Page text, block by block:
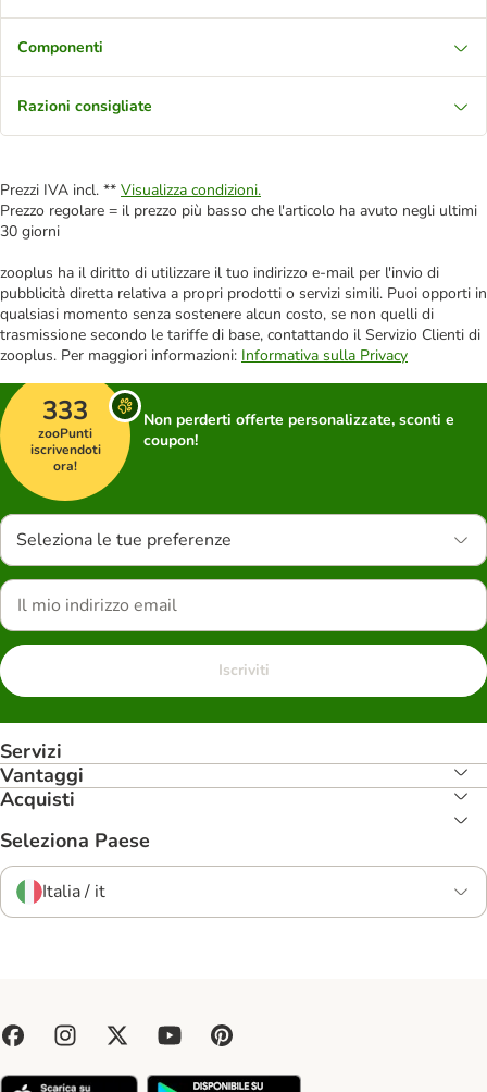
Componenti
Razioni consigliate
Prezzi IVA incl. ** Visualizza condizioni.
Prezzo regolare = il prezzo più basso che l'articolo ha avuto negli ultimi
30 giorni
zooplus ha il diritto di utilizzare il tuo indirizzo e-mail per l'invio di
pubblicità diretta relativa a propri prodotti o servizi simili. Puoi opporti in
qualsiasi momento senza sostenere alcun costo, se non quelli di
trasmissione secondo le tariffe di base, contattando il Servizio Clienti di
zooplus. Per maggiori informazioni: Informativa sulla Privacy
333
zooPunti
iscrivendoti
ora!
Non perderti offerte personalizzate, sconti e
coupon!
Seleziona le tue preferenze
Iscriviti
Servizi
Vantaggi
Acquisti
Seleziona Paese
Italia / it